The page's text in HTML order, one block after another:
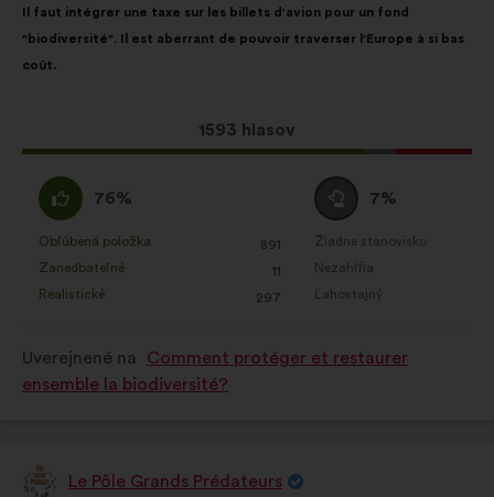
návrhu:
Il faut intégrer une taxe sur les billets d'avion pour un fond
"biodiversité". Il est aberrant de pouvoir traverser l'Europe à si bas
coût.
Tento
návrh
1593 hlasov
rozdelením:
Súhlasím
:
76%
Obľúbená položka
: 891
krát
Zanedbateľné
: 11
krát
Realistické
: 297
krát
Neutrálny
hlas
:
7%
Žiadne stanovisko
:krát
Nezahŕňa
:krát
Ľahostajný
:krát
Uverejnené na
Comment protéger et restaurer
ensemble la biodiversité?
Návrh: Le Pôle Grands Prédateurs